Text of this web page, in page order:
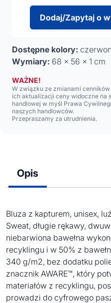
Dodaj/Zapytaj o
Dostępne kolory:
Wymiary: 68 x 56 x 1 cm
WAŻNE!
W związku ze zmianami
ich aktualizacji ceny widoczne na
handlowej w myśl Prawa
naszych handlowców.
Przepraszamy za utrudnienia.
Opis
Bluza z kapturem, unisex,
Sweat, długie rękawy,
niebarwiona bawełna
recyklingu i w 50% z
340 g/m2, bez dodatku
znacznik AWARE™, który
materiałów z recyklingu,
prowadzi do cyfrowego